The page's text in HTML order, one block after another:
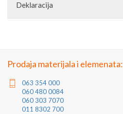
Deklaracija
Prodaja materijala i elemenata:
063 354 000
060 480 0084
060 303 7070
011 8302 700